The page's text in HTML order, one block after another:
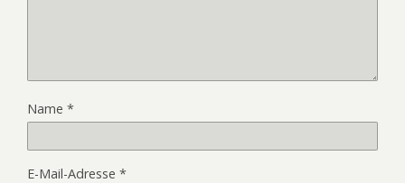
Name *
E-Mail-Adresse *